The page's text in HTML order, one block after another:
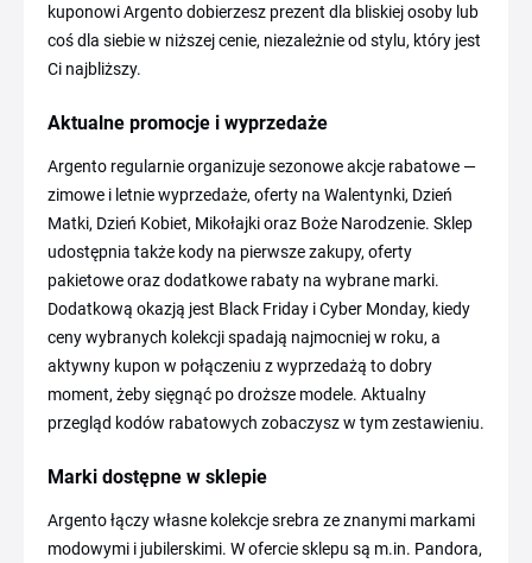
kuponowi Argento dobierzesz prezent dla bliskiej osoby lub
coś dla siebie w niższej cenie, niezależnie od stylu, który jest
Ci najbliższy.
Aktualne promocje i wyprzedaże
Argento regularnie organizuje sezonowe akcje rabatowe —
zimowe i letnie wyprzedaże, oferty na Walentynki, Dzień
Matki, Dzień Kobiet, Mikołajki oraz Boże Narodzenie. Sklep
udostępnia także kody na pierwsze zakupy, oferty
pakietowe oraz dodatkowe rabaty na wybrane marki.
Dodatkową okazją jest Black Friday i Cyber Monday, kiedy
ceny wybranych kolekcji spadają najmocniej w roku, a
aktywny kupon w połączeniu z wyprzedażą to dobry
moment, żeby sięgnąć po droższe modele. Aktualny
przegląd kodów rabatowych zobaczysz w tym zestawieniu.
Marki dostępne w sklepie
Argento łączy własne kolekcje srebra ze znanymi markami
modowymi i jubilerskimi. W ofercie sklepu są m.in. Pandora,